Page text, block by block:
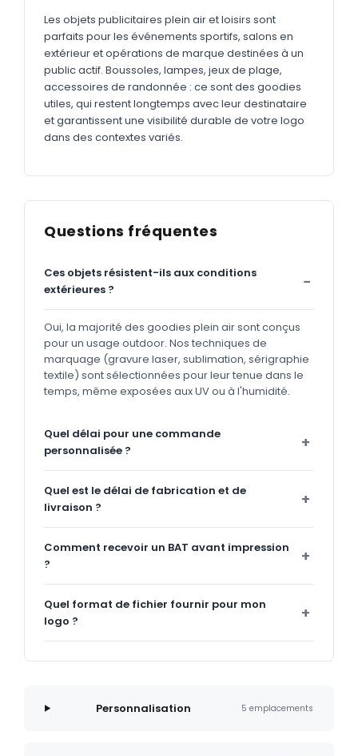
Les objets publicitaires plein air et loisirs sont
parfaits pour les événements sportifs, salons en
extérieur et opérations de marque destinées à un
public actif. Boussoles, lampes, jeux de plage,
accessoires de randonnée : ce sont des goodies
utiles, qui restent longtemps avec leur destinataire
et garantissent une visibilité durable de votre logo
dans des contextes variés.
Questions fréquentes
Ces objets résistent-ils aux conditions
extérieures ?
Oui, la majorité des goodies plein air sont conçus
pour un usage outdoor. Nos techniques de
marquage (gravure laser, sublimation, sérigraphie
textile) sont sélectionnées pour leur tenue dans le
temps, même exposées aux UV ou à l'humidité.
Quel délai pour une commande
personnalisée ?
Quel est le délai de fabrication et de
livraison ?
Comment recevoir un BAT avant impression
?
Quel format de fichier fournir pour mon
logo ?
Personnalisation 5 emplacements